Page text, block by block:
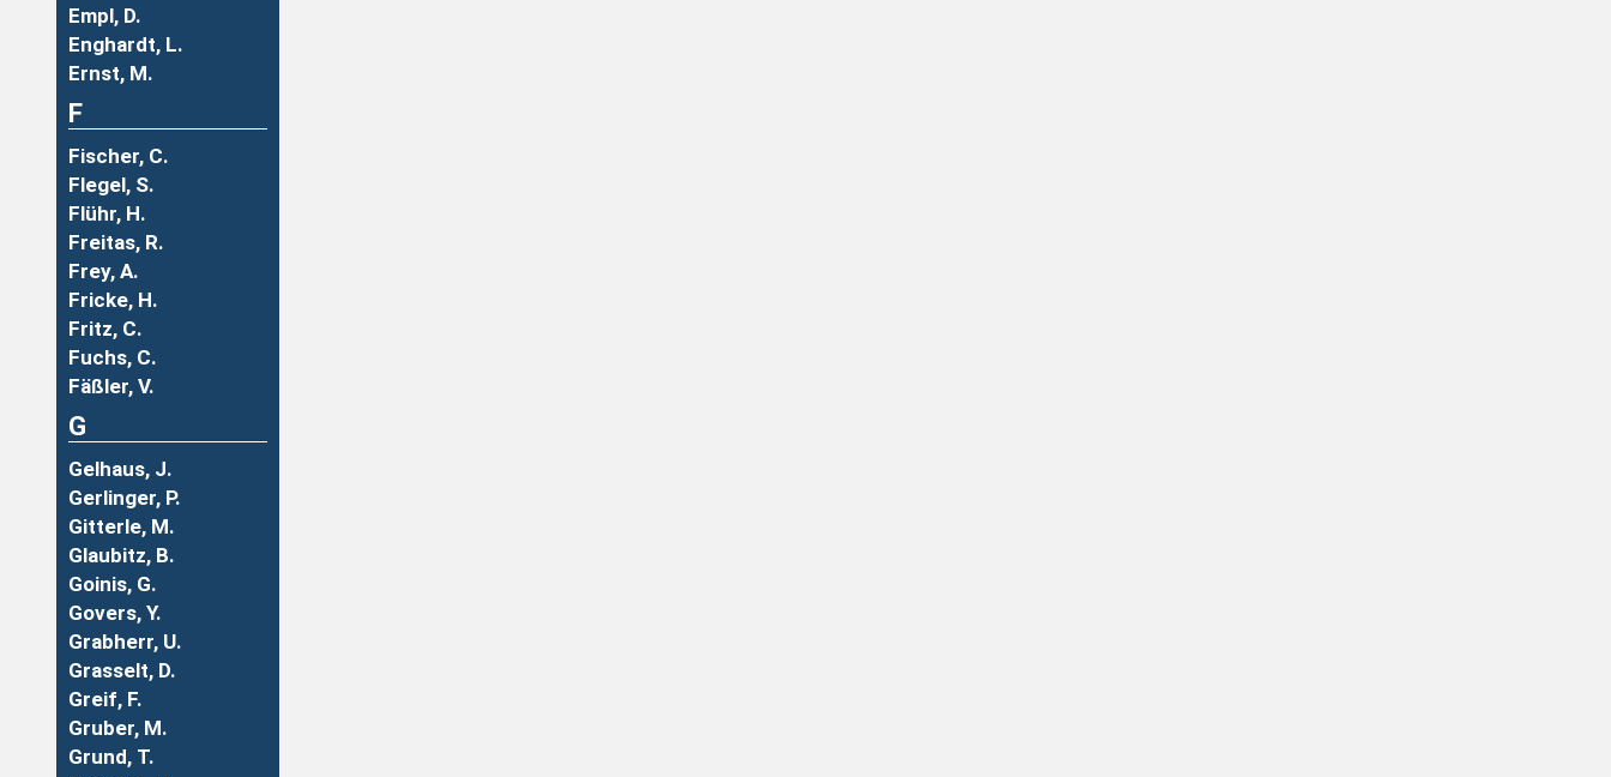
Empl, D.
Enghardt, L.
Ernst, M.
F
Fischer, C.
Flegel, S.
Flühr, H.
Freitas, R.
Frey, A.
Fricke, H.
Fritz, C.
Fuchs, C.
Fäßler, V.
G
Gelhaus, J.
Gerlinger, P.
Gitterle, M.
Glaubitz, B.
Goinis, G.
Govers, Y.
Grabherr, U.
Grasselt, D.
Greif, F.
Gruber, M.
Grund, T.